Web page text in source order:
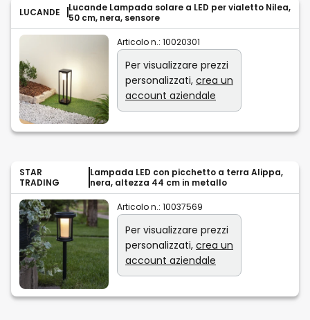
LUCANDE
Lucande Lampada solare a LED per vialetto Nilea,
50 cm, nera, sensore
Articolo n.: 10020301
Per visualizzare prezzi
personalizzati, crea un
account aziendale
STAR
TRADING
Lampada LED con picchetto a terra Alippa,
nera, altezza 44 cm in metallo
Articolo n.: 10037569
Per visualizzare prezzi
personalizzati, crea un
account aziendale